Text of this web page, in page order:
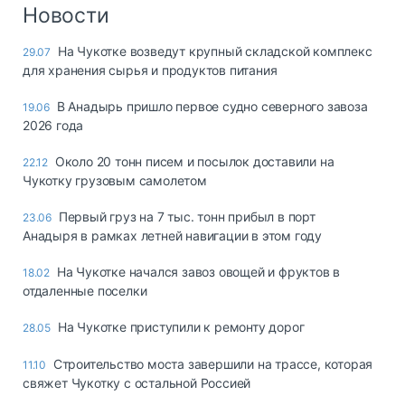
опасные грузы
страхование
Склады и
грузовые
Коммерческий
транспорт
Спецтехника
запчасти, шины
автохимия
Дзен
Новости
29.07
На Чукотке возведут крупный складской комплекс
для хранения сырья и продуктов питания
19.06 В Анадырь пришло первое судно северного завоза
2026 года
22.12 Около 20 тонн писем и посылок доставили на
Чукотку грузовым самолетом
23.06 Первый груз на 7 тыс. тонн прибыл в порт
Анадыря в рамках летней навигации в этом году
18.02 На Чукотке начался завоз овощей и фруктов в
отдаленные поселки
28.05 На Чукотке приступили к ремонту дорог
11.10
Строительство моста завершили на трассе, которая
свяжет Чукотку с остальной Россией